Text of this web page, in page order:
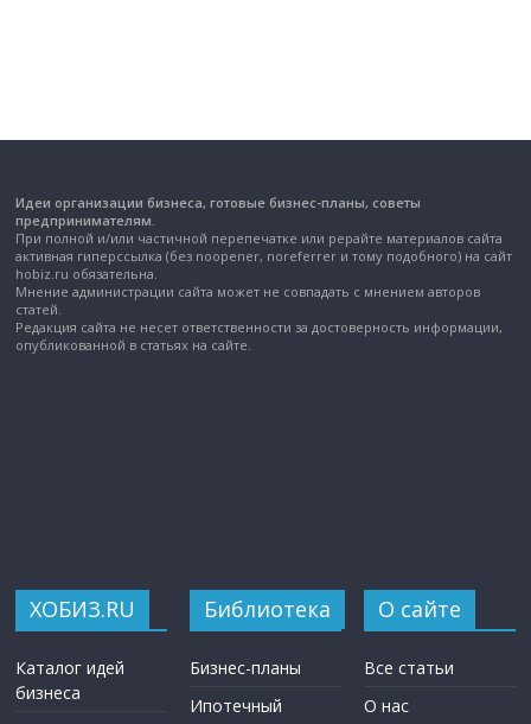
Идеи организации бизнеса, готовые бизнес-планы, советы
предпринимателям.
При полной и/или частичной перепечатке или рерайте материалов сайта
активная гиперссылка (без noopener, noreferrer и тому подобного) на сайт
hobiz.ru обязательна.
Мнение администрации сайта может не совпадать с мнением авторов
статей.
Редакция сайта не несет ответственности за достоверность информации,
опубликованной в статьях на сайте.
ХОБИЗ.RU
Каталог идей
бизнеса
Библиотека
Бизнес-планы
Ипотечный
О сайте
Все статьи
О нас